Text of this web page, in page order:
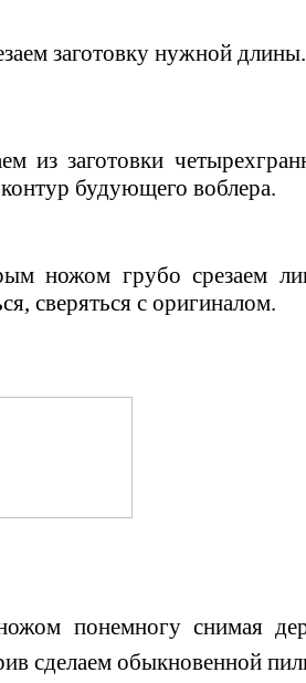
заготовку нужной длины.
из заготовки
будующего воблера.
ножом грубо срезаем
сверяться с оригиналом.
понемногу снимая
сделаем обыкновенной